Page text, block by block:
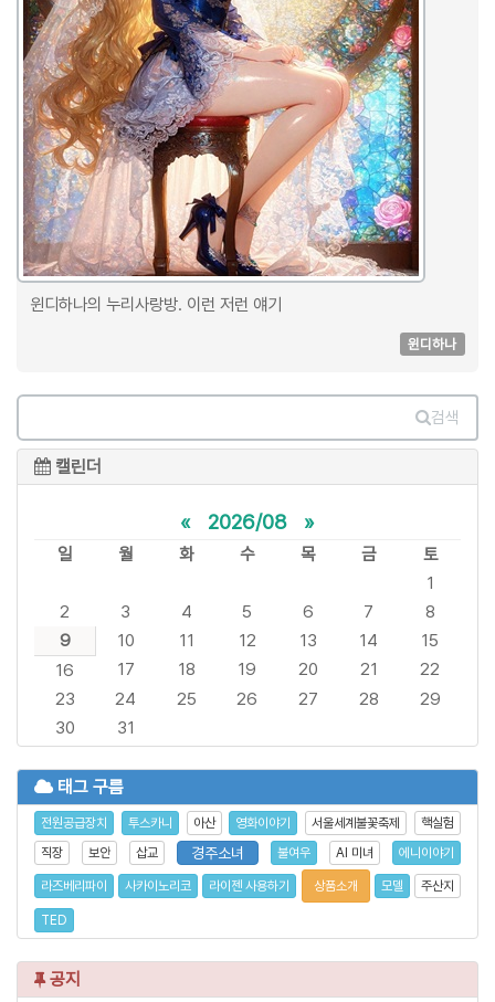
윈디하나의 누리사랑방. 이런 저런 얘기
윈디하나
검색
캘린더
« 2026/08 »
일 월 화 수 목 금
토
1
2
3 4 5 6 7
8
9
10 11 12 13 14
15
16
17 18 19 20 21
22
23
24 25 26 27 28
29
30
31
태그 구름
전원공급장치 투스카니 아산 영화이야기 서울세계불꽃축제
핵실험
직장
보안 삽교 경주소녀 불여우 AI 미녀 에니이야기
라즈베리파이 사카이노리코 라이젠 사용하기 상품소개 모델 주산지
TED
공지